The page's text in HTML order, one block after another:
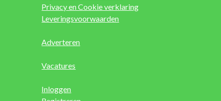
Privacy en Cookie verklaring
Leveringsvoorwaarden
Adverteren
Vacatures
Inloggen